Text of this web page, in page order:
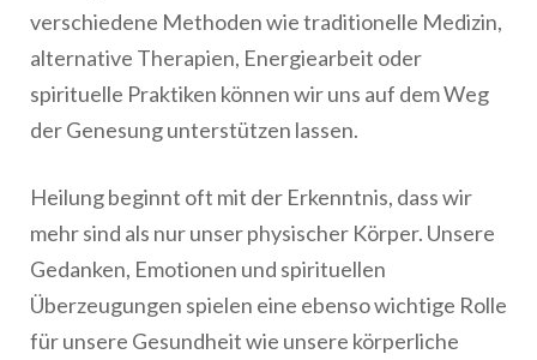
verschiedene Methoden wie traditionelle Medizin,
alternative Therapien, Energiearbeit oder
spirituelle Praktiken können wir uns auf dem Weg
der Genesung unterstützen lassen.
Heilung beginnt oft mit der Erkenntnis, dass wir
mehr sind als nur unser physischer Körper. Unsere
Gedanken, Emotionen und spirituellen
Überzeugungen spielen eine ebenso wichtige Rolle
für unsere Gesundheit wie unsere körperliche